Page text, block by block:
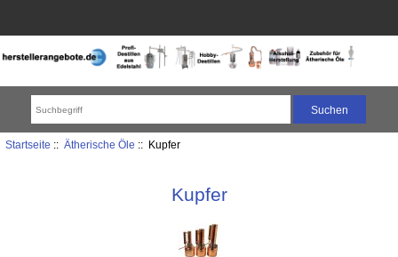
Startseite :: Ätherische Öle :: Kupfer
Kupfer